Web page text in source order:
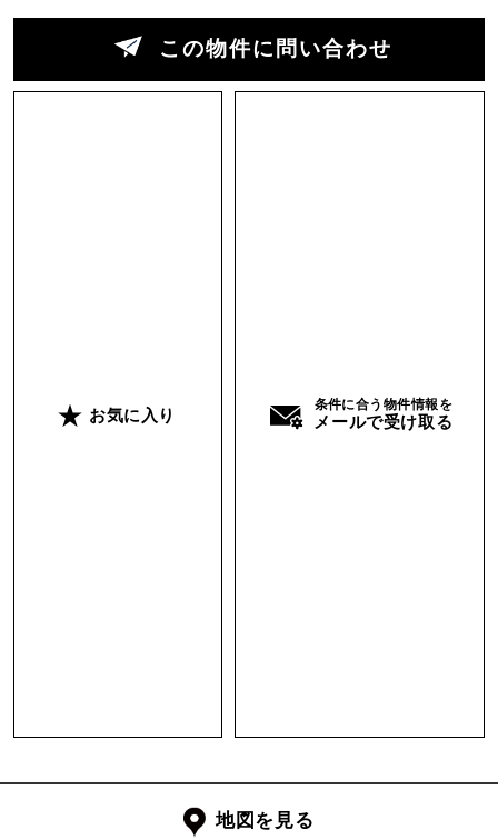
収納のあたり）。セカンドハウスや一人暮らしの
フに造作するのも良いと思います。
アやキッチンに色を塗っても良い。あれこれと構
想を膨らませる時間も、楽しみのひとつです。
この物件に問い合わせ
お気に入り
条件に合う物件情報を
メールで受け取る
地図を見る